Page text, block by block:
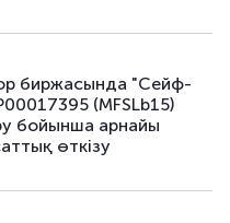
биржасында "Сейф-
(MFSLb15)
бойынша арнайы
өткізу